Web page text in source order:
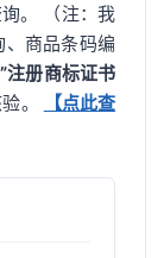
。 （注：我
商品条码编
注册商标证书
。
【点此查